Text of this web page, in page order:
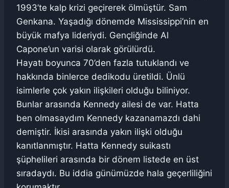
1993’te kalp krizi geçirerek ölmüştür. Sam
Genkana. Yaşadığı dönemde Mississippi’nin en
büyük mafya lideriydi. Gençliğinde Al
Capone’un varisi olarak görülürdü.
Hayatı boyunca 70’den fazla tutuklandı ve
hakkında binlerce dedikodu üretildi. Ünlü
isimlerle çok yakın ilişkileri olduğu biliniyor.
Bunlar arasında Kennedy ailesi de var. Hatta
ben olmasaydım Kennedy kazanamazdı dahi
demiştir. İkisi arasında yakın ilişki olduğu
kanıtlanmıştır. Hatta Kennedy suikastı
şüphelileri arasında bir dönem listede en üst
sıradaydı. Bu iddia günümüzde hala geçerliliğini